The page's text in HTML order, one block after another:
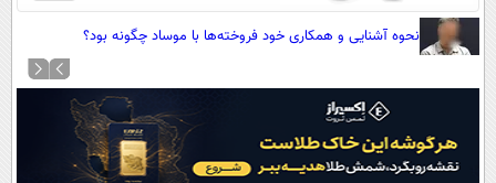
و
کردن
صفحه اول
آرشیو
نظرسنجی
آب و هوا
نحوه آشنایی و همکاری خود فروخته‌ها با موساد چگونه بود؟